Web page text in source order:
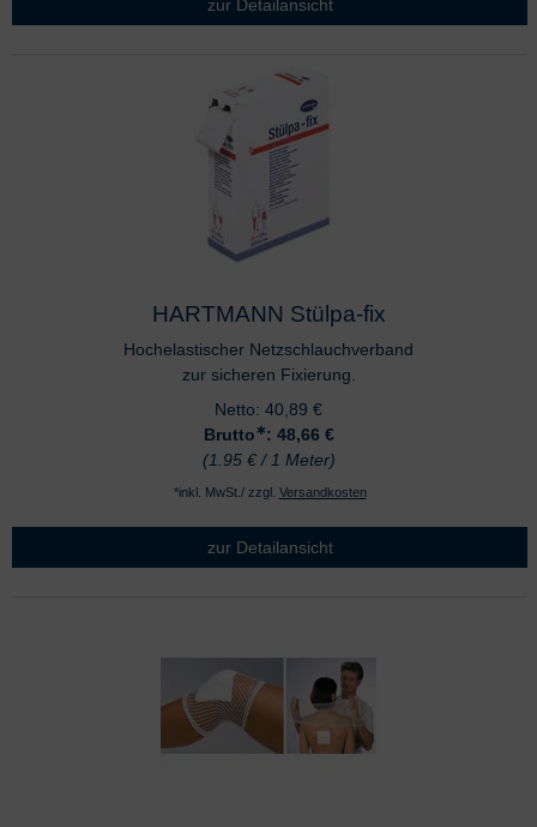
zur Detailansicht
HARTMANN Stülpa-fix
Hochelastischer Netzschlauchverband
zur sicheren Fixierung.
Netto: 40,89 €
Brutto∗: 48,66 €
(1.95 € / 1 Meter)
*inkl. MwSt./ zzgl. Versandkosten
zur Detailansicht